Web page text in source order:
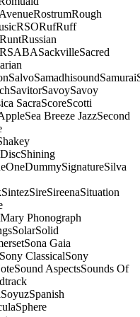
RostrumRough
RSORufRuff
RuntRussian
SABASackvilleSacred
SalvoSamadhisoundSamurai
SavitorSavoySavoy
SacraScoreScotti
Sea Breeze JazzSecond
Shining
SignatureSilva
SintezSireSireenaSituation
Phonograph
SolarSolid
Sona Gaia
Sony ClassicalSony
Sound AspectsSounds Of
SoyuzSpanish
Sphere